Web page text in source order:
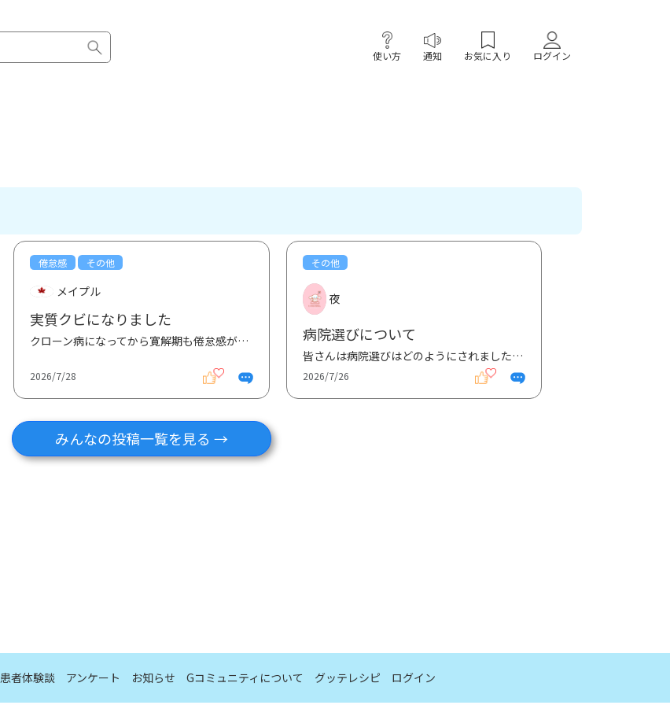
使い方 通知 お気に入り ログイン
倦怠感 その他
メイプル
実質クビになりました
クローン病になってから寛解期も倦怠感が強くフルで働かないため、パートで週3日働いていました。ですが...
2026/7/28
その他
夜
病院選びについて
皆さんは病院選びはどのようにされましたか？ ひとり暮らしをしており自宅から近いクリニックに通って...
2026/7/26
みんなの投稿一覧を見る →
患者体験談 アンケート お知らせ Gコミュニティについて グッテレシピ ログイン